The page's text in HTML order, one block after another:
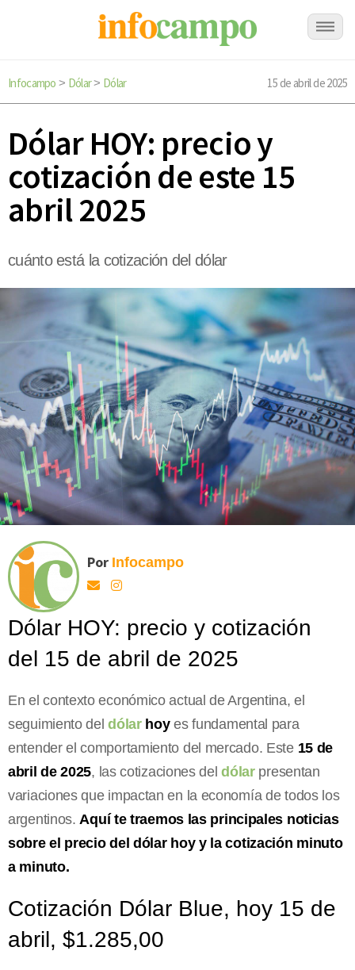
Infocampo > Dólar> Dólar 15 de abril de 2025
Dólar HOY: precio y
cotización de este 15
abril 2025
cuánto está la cotización del dólar
Por Infocampo
Dólar HOY: precio y cotización
del 15 de abril de 2025
En el contexto económico actual de Argentina, el
seguimiento deldólarhoyes fundamental para
entender el comportamiento del mercado. Este 15 de
abril de 2025, las cotizaciones deldólarpresentan
variaciones que impactan en la economía de todos los
argentinos. Aquí te traemos las principales noticias
sobre el precio del dólar hoy y la cotización minuto
a minuto.
Cotización Dólar Blue, hoy 15 de
abril, $1.285,00